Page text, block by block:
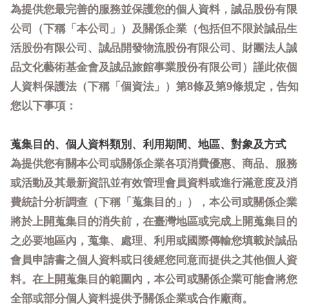
為提供您最完善的服務並保護您的個人資料，誠品股份有限
公司（下稱「本公司」）及關係企業（包括但不限於誠品生
活股份有限公司、誠品開發物流股份有限公司、財團法人誠
品文化藝術基金會及誠品旅館事業股份有限公司）謹此依個
人資料保護法（下稱「個資法」）第8條及第9條規定，告知
您以下事項：
蒐集目的、個人資料類別、利用期間、地區、對象及方式
為提供您有關本公司或關係企業各項消費優惠、商品、服務
或活動及其最新資訊並有效管理會員資料或進行滿意度及消
費統計分析調查（下稱「蒐集目的」），本公司或關係企業
將於上開蒐集目的消失前，在臺灣地區或完成上開蒐集目的
之必要地區內，蒐集、處理、利用或國際傳輸您填載於誠品
會員申請書之個人資料或日後經您同意而提供之其他個人資
料。在上開蒐集目的範圍內，本公司或關係企業可能會將您
全部或部分個人資料提供予關係企業或合作廠商。